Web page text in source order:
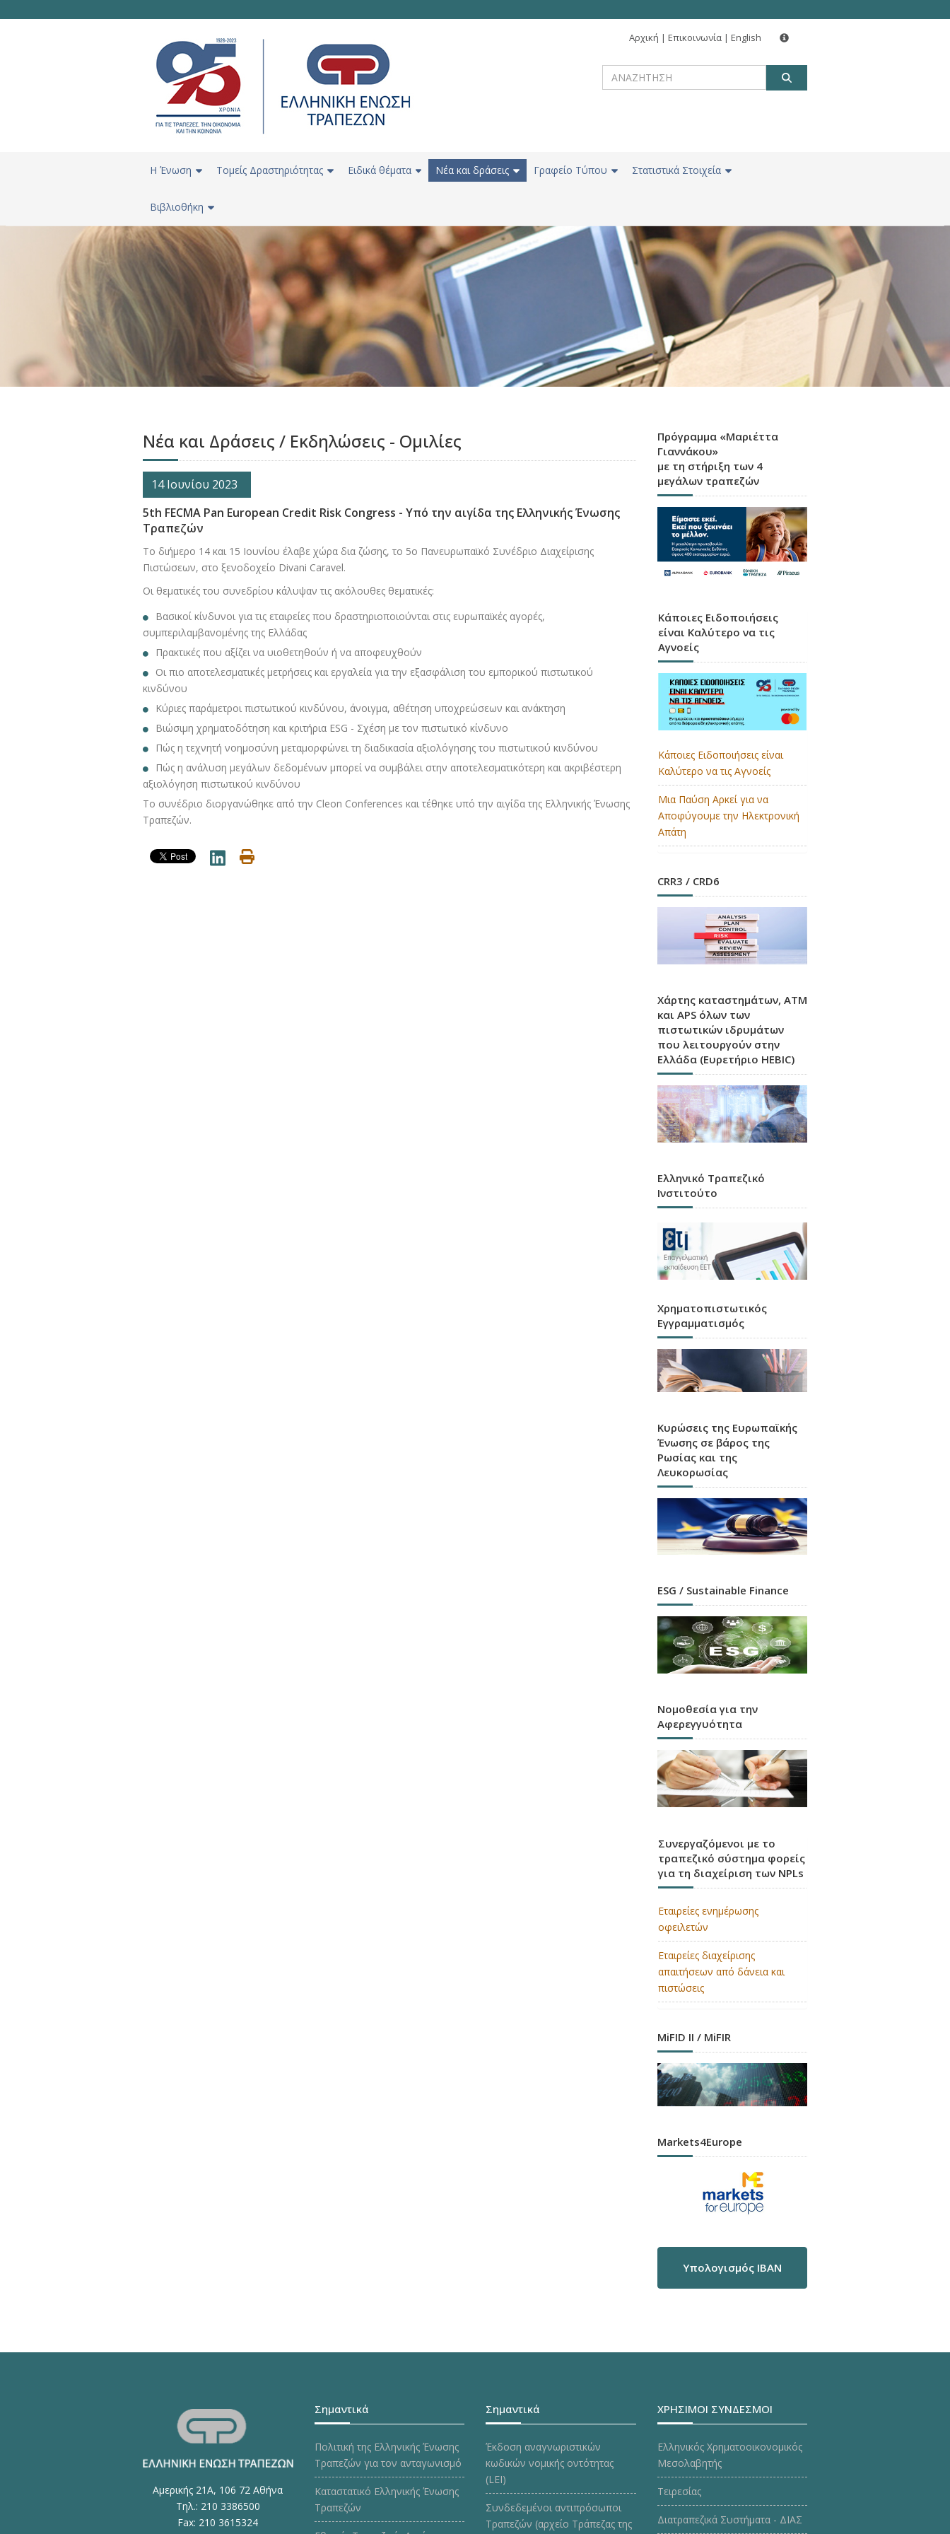
Αρχική | Επικοινωνία | English
H Ένωση Τομείς Δραστηριότητας Ειδικά θέματα Νέα και δράσεις Γραφείο Τύπου Στατιστικά Στοιχεία
Βιβλιοθήκη
Νέα και Δράσεις / Εκδηλώσεις - Ομιλίες
14 Ιουνίου 2023
5th FECMA Pan European Credit Risk Congress - Υπό την αιγίδα της Ελληνικής Ένωσης
Τραπεζών
Το διήμερο 14 και 15 Ιουνίου έλαβε χώρα δια ζώσης, το 5ο Πανευρωπαϊκό Συνέδριο Διαχείρισης
Πιστώσεων, στο ξενοδοχείο Divani Caravel.
Οι θεματικές του συνεδρίου κάλυψαν τις ακόλουθες θεματικές:
Βασικοί κίνδυνοι για τις εταιρείες που δραστηριοποιούνται στις ευρωπαϊκές αγορές,
συμπεριλαμβανομένης της Ελλάδας
Πρακτικές που αξίζει να υιοθετηθούν ή να αποφευχθούν
Οι πιο αποτελεσματικές μετρήσεις και εργαλεία για την εξασφάλιση του εμπορικού πιστωτικού
κινδύνου
Κύριες παράμετροι πιστωτικού κινδύνου, άνοιγμα, αθέτηση υποχρεώσεων και ανάκτηση
Βιώσιμη χρηματοδότηση και κριτήρια ESG - Σχέση με τον πιστωτικό κίνδυνο
Πώς η τεχνητή νοημοσύνη μεταμορφώνει τη διαδικασία αξιολόγησης του πιστωτικού κινδύνου
Πώς η ανάλυση μεγάλων δεδομένων μπορεί να συμβάλει στην αποτελεσματικότερη και ακριβέστερη
αξιολόγηση πιστωτικού κινδύνου
Το συνέδριο διοργανώθηκε από την Cleon Conferences και τέθηκε υπό την αιγίδα της Ελληνικής Ένωσης
Τραπεζών.
Πρόγραμμα «Μαριέττα
Γιαννάκου»
με τη στήριξη των 4
μεγάλων τραπεζών
Κάποιες Ειδοποιήσεις
είναι Καλύτερο να τις
Αγνοείς
Κάποιες Ειδοποιήσεις είναι
Καλύτερο να τις Αγνοείς
Μια Παύση Αρκεί για να
Αποφύγουμε την Ηλεκτρονική
Απάτη
CRR3 / CRD6
Χάρτης καταστημάτων, ATM
και APS όλων των
πιστωτικών ιδρυμάτων
που λειτουργούν στην
Ελλάδα (Ευρετήριο HEBIC)
Ελληνικό Τραπεζικό
Ινστιτούτο
Χρηματοπιστωτικός
Εγγραμματισμός
Κυρώσεις της Ευρωπαϊκής
Ένωσης σε βάρος της
Ρωσίας και της
Λευκορωσίας
ESG / Sustainable Finance
Νομοθεσία για την
Αφερεγγυότητα
Συνεργαζόμενοι με το
τραπεζικό σύστημα φορείς
για τη διαχείριση των NPLs
Εταιρείες ενημέρωσης
οφειλετών
Εταιρείες διαχείρισης
απαιτήσεων από δάνεια και
πιστώσεις
MiFID II / MiFIR
Markets4Europe
Υπολογισμός IBAN
Αμερικής 21Α, 106 72 Αθήνα
Τηλ.: 210 3386500
Fax: 210 3615324
Σημαντικά
Πολιτική της Ελληνικής Ένωσης
Τραπεζών για τον ανταγωνισμό
Καταστατικό Ελληνικής Ένωσης
Τραπεζών
Σημαντικά
Έκδοση αναγνωριστικών
κωδικών νομικής οντότητας
(LEI)
Συνδεδεμένοι αντιπρόσωποι
Τραπεζών (αρχείο Τράπεζας της
ΧΡΗΣΙΜΟΙ ΣΥΝΔΕΣΜΟΙ
Ελληνικός Χρηματοοικονομικός
Μεσολαβητής
Τειρεσίας
Διατραπεζικά Συστήματα - ΔΙΑΣ